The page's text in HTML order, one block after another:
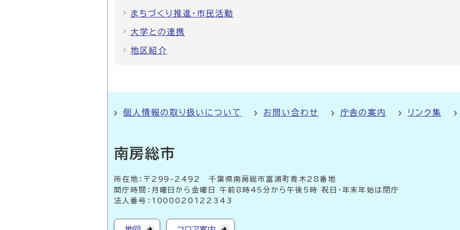
まちづくり推進・市民活動
大学との連携
地区紹介
個人情報の取り扱いについて お問い合わせ 庁舎の案内 リンク集
南房総市
所在地：〒299-2492 千葉県南房総市富浦町青木28番地
開庁時間：月曜日から金曜日 午前8時45分から午後5時 祝日・年末年始は閉庁
法人番号：1000020122343